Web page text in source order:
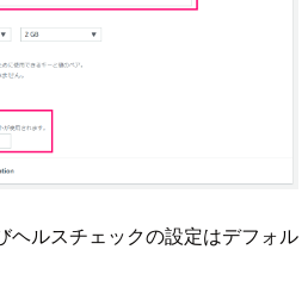
ヘルスチェックの設定はデフォル